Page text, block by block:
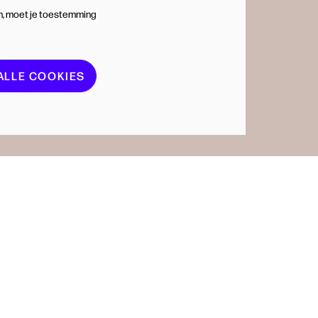
moet je toestemming
COOKIES